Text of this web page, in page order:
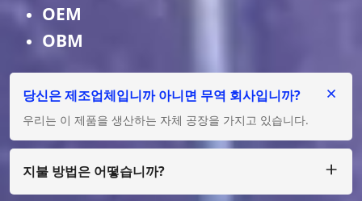
OEM
OBM
당신은 제조업체입니까 아니면 무역 회사입니까?
우리는 이 제품을 생산하는 자체 공장을 가지고 있습니다.
지불 방법은 어떻습니까?